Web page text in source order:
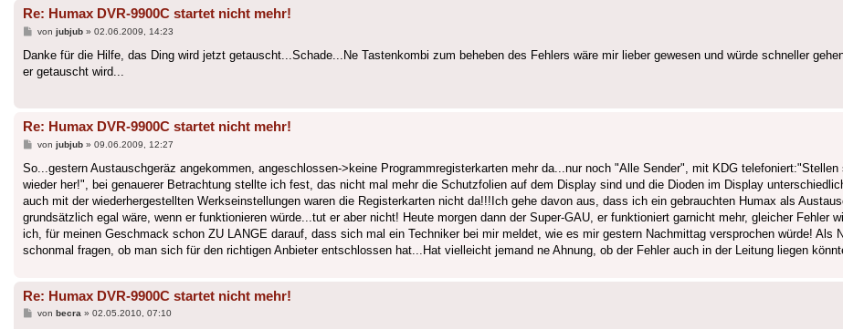
Re: Humax DVR-9900C startet nicht mehr!
Beitrag
von jubjub» 02.06.2009, 14:23
Danke für die Hilfe, das Ding wird jetzt getauscht...Schade...Ne Tastenkombi zum beheben des Fehlers wäre mir lieber gewesen und würde schneller
er getauscht wird...
Re: Humax DVR-9900C startet nicht mehr!
Beitrag
von jubjub» 09.06.2009, 12:27
So...gestern Austauschgeräz angekommen, angeschlossen->keine Programmregisterkarten mehr da...nur noch "Alle Sender", mit KDG
wieder her!", bei genauerer Betrachtung stellte ich fest, das nicht mal mehr die Schutzfolien auf dem Display sind und die Dioden im Display
auch mit der wiederhergestellten Werkseinstellungen waren die Registerkarten nicht da!!!Ich gehe davon aus, dass ich ein gebrauchten Humax als
grundsätzlich egal wäre, wenn er funktionieren würde...tut er aber nicht! Heute morgen dann der Super-GAU, er funktioniert garnicht mehr, gleicher Fehler
ich, für meinen Geschmack schon ZU LANGE darauf, dass sich mal ein Techniker bei mir meldet, wie es mir gestern Nachmittag versprochen würde! Als
schonmal fragen, ob man sich für den richtigen Anbieter entschlossen hat...Hat vielleicht jemand ne Ahnung, ob der Fehler auch in der Leitung liegen
Re: Humax DVR-9900C startet nicht mehr!
Beitrag
von becra» 02.05.2010, 07:10